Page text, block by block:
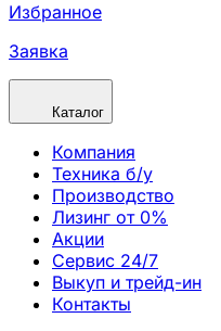
Избранное
Заявка
Каталог
Компания
Техника б/у
Производство
Лизинг от 0%
Акции
Сервис 24/7
Выкуп и трейд-ин
Контакты